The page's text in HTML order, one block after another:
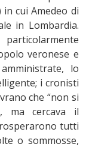
cui Amedeo di
in Lombardia.
veronese e
lo
i cronisti
che “non si
ma cercava il
tutti
o sommosse,